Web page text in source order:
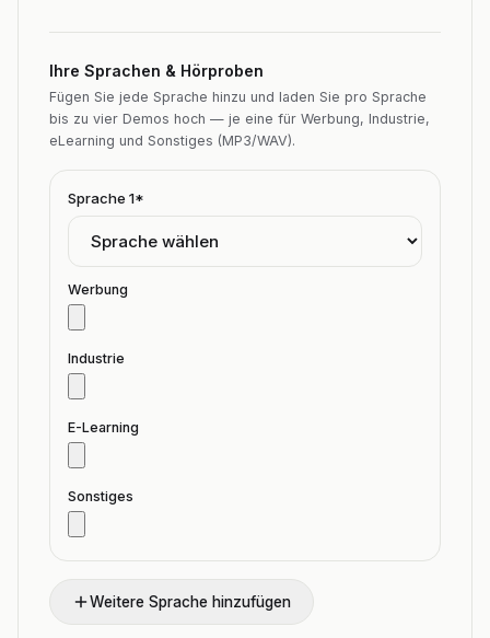
Ihre Sprachen & Hörproben
Fügen Sie jede Sprache hinzu und laden Sie pro Sprache
bis zu vier Demos hoch — je eine für Werbung, Industrie,
eLearning und Sonstiges (MP3/WAV).
Sprache 1*
Werbung
Industrie
E-Learning
Sonstiges
Weitere Sprache hinzufügen